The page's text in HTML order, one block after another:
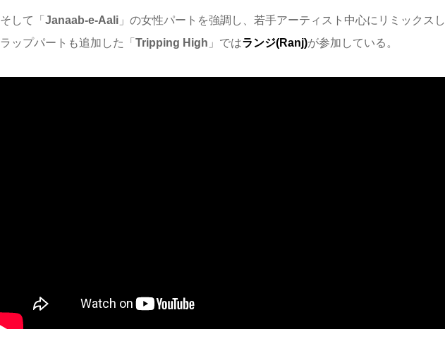
そして「 Janaab-e-Aali」の女性パートを強調し、若手アーティスト中心にリミックスし
ラップパートも追加した「 Tripping High 」ではランジ(Ranj)が参加している。